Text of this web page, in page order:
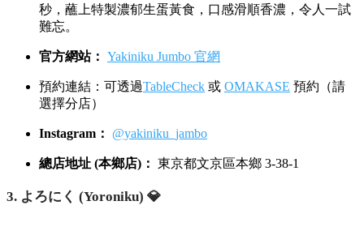
秒，蘸上特製濃郁生蛋黃食，口感滑順香濃，令人一試
難忘。
官方網站： Yakiniku Jumbo 官網
預約連結：可透過TableCheck 或 OMAKASE 預約（請
選擇分店）
Instagram： @yakiniku_jambo
總店地址 (本鄉店)： 東京都文京區本鄉 3-38-1
3. よろにく (Yoroniku) 💎